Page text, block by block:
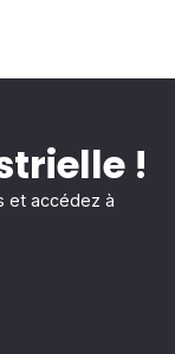
!
et accédez à